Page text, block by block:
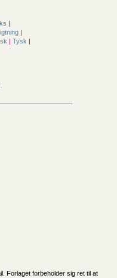
|
|
| Tysk |
Forlaget forbeholder sig ret til at